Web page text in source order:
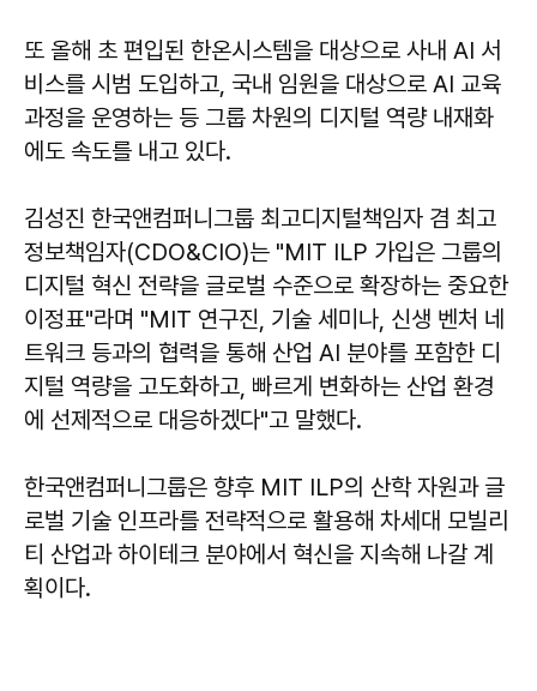
또 올해 초 편입된 한온시스템을 대상으로 사내 AI 서
비스를 시범 도입하고, 국내 임원을 대상으로 AI 교육
과정을 운영하는 등 그룹 차원의 디지털 역량 내재화
에도 속도를 내고 있다.
김성진 한국앤컴퍼니그룹 최고디지털책임자 겸 최고
정보책임자(CDO&CIO)는 "MIT ILP 가입은 그룹의
디지털 혁신 전략을 글로벌 수준으로 확장하는 중요한
이정표"라며 "MIT 연구진, 기술 세미나, 신생 벤처 네
트워크 등과의 협력을 통해 산업 AI 분야를 포함한 디
지털 역량을 고도화하고, 빠르게 변화하는 산업 환경
에 선제적으로 대응하겠다"고 말했다.
한국앤컴퍼니그룹은 향후 MIT ILP의 산학 자원과 글
로벌 기술 인프라를 전략적으로 활용해 차세대 모빌리
티 산업과 하이테크 분야에서 혁신을 지속해 나갈 계
획이다.